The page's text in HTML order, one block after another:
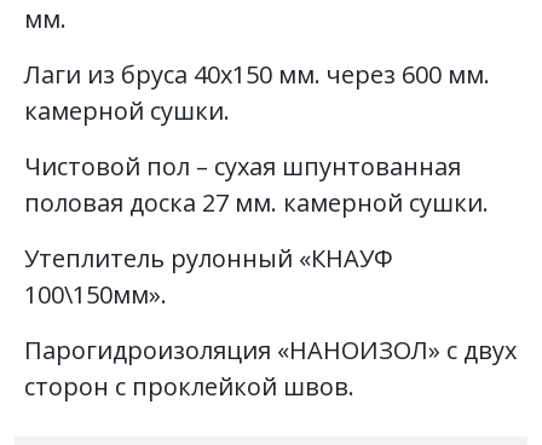
мм.
Лаги из бруса 40х150 мм. через 600 мм.
камерной сушки.
Чистовой пол – сухая шпунтованная
половая доска 27 мм. камерной сушки.
Утеплитель рулонный «КНАУФ
100\150мм».
Парогидроизоляция «НАНОИЗОЛ» с двух
сторон с проклейкой швов.